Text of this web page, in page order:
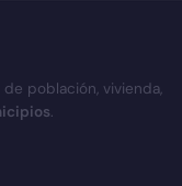
población, vivienda,
.